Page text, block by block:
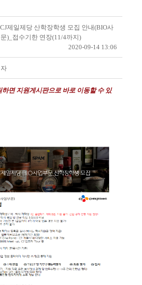
제일제당 산학장학생 모집 안내(BIO사
)_접수기한 연장(11/4까지)
2020-09-14 13:06
하면 지원게시판으로 바로 이동할 수 있